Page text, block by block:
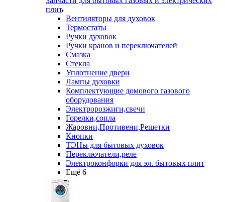
плит
Вентиляторы для духовок
Термостаты
Ручки духовок
Ручки кранов и переключателей
Смазка
Стекла
Уплотнение двери
Лампы духовки
Комплектующие домового газового
оборудования
Электророзжиги,свечи
Горелки,сопла
Жаровни,Противени,Решетки
Кнопки
ТЭНы для бытовых духовок
Переключатели,реле
Электроконфорки для эл. бытовых плит
Ещё 6